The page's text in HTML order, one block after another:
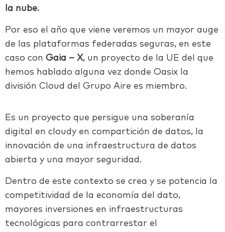
la nube.
Por eso el año que viene veremos un mayor auge
de las plataformas federadas seguras, en este
caso con Gaia – X, un proyecto de la UE del que
hemos hablado alguna vez donde Oasix la
división Cloud del Grupo Aire es miembro.
Es un proyecto que persigue una soberanía
digital en cloudy en compartición de datos, la
innovación de una infraestructura de datos
abierta y una mayor seguridad.
Dentro de este contexto se crea y se potencia la
competitividad de la economía del dato,
mayores inversiones en infraestructuras
tecnológicas para contrarrestar el